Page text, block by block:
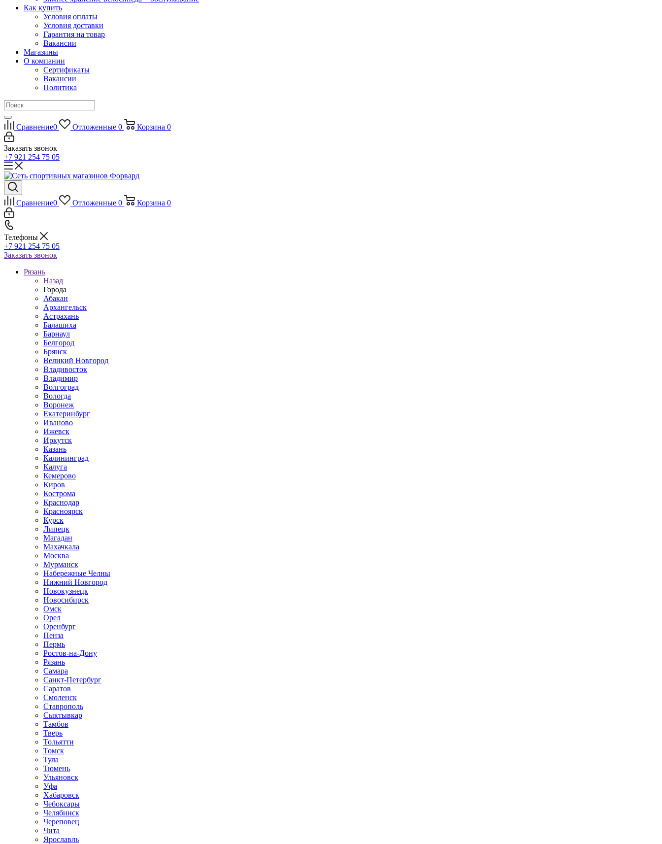
Как купить
Условия оплаты
Условия доставки
Гарантия на товар
Вакансии
Магазины
О компании
Сертификаты
Вакансии
Политика
Сравнение0 Отложенные 0 Корзина 0
Заказать звонок
+7 921 254 75 05
Сравнение0 Отложенные 0 Корзина 0
Телефоны
+7 921 254 75 05
Заказать звонок
Рязань
Назад
Города
Абакан
Архангельск
Астрахань
Балашиха
Барнаул
Белгород
Брянск
Великий Новгород
Владивосток
Владимир
Волгоград
Вологда
Воронеж
Екатеринбург
Иваново
Ижевск
Иркутск
Казань
Калининград
Калуга
Кемерово
Киров
Кострома
Краснодар
Красноярск
Курск
Липецк
Магадан
Махачкала
Москва
Мурманск
Набережные Челны
Нижний Новгород
Новокузнецк
Новосибирск
Омск
Орел
Оренбург
Пенза
Пермь
Ростов-на-Дону
Рязань
Самара
Санкт-Петербург
Саратов
Смоленск
Ставрополь
Сыктывкар
Тамбов
Тверь
Тольятти
Томск
Тула
Тюмень
Ульяновск
Уфа
Хабаровск
Чебоксары
Челябинск
Череповец
Чита
Ярославль